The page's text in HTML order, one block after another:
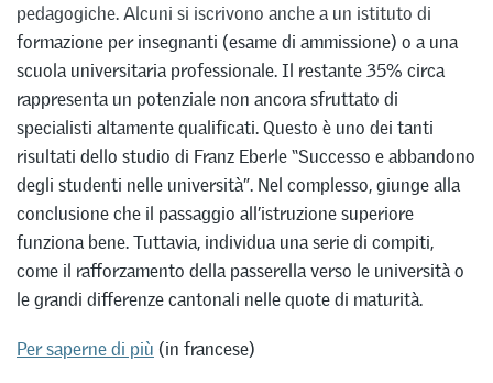
pedagogiche. Alcuni si iscrivono anche a un istituto di
formazione per insegnanti (esame di ammissione) o a una
scuola universitaria professionale. Il restante 35% circa
rappresenta un potenziale non ancora sfruttato di
specialisti altamente qualificati. Questo è uno dei tanti
risultati dello studio di Franz Eberle “Successo e abbandono
degli studenti nelle università”. Nel complesso, giunge alla
conclusione che il passaggio all’istruzione superiore
funziona bene. Tuttavia, individua una serie di compiti,
come il rafforzamento della passerella verso le università o
le grandi differenze cantonali nelle quote di maturità.
Per saperne di più (in francese)